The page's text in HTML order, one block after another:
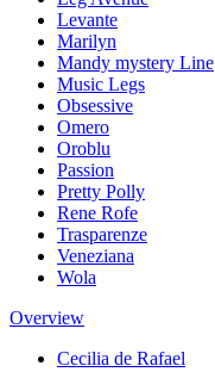
Levante
Marilyn
Mandy mystery Line
Music Legs
Obsessive
Omero
Oroblu
Passion
Pretty Polly
Rene Rofe
Trasparenze
Veneziana
Wola
Overview
Cecilia de Rafael